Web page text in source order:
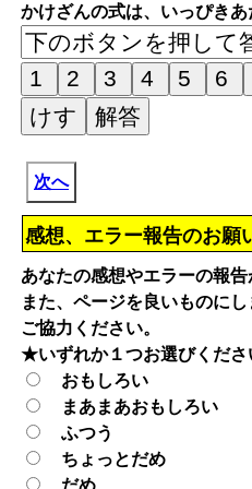
かけざんの式は、いっぴき
次へ
感想、エラー報告のお願
あなたの感想やエラーの報
また、ページを良いものにし
ご協力ください。
★いずれか１つお選びくださ
おもしろい
まあまあおもしろい
ふつう
ちょっとだめ